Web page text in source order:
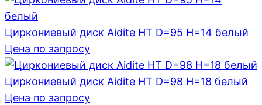
Циркониевый диск Aidite HT D=95 H=14 белый
Цена по запросу
Циркониевый диск Aidite HT D=98 H=18 белый
Цена по запросу